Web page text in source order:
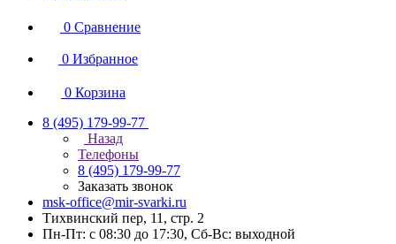
0 Сравнение
0 Избранное
0 Корзина
8 (495) 179-99-77
Назад
Телефоны
8 (495) 179-99-77
Заказать звонок
msk-office@mir-svarki.ru
Тихвинский пер, 11, стр. 2
Пн-Пт: с 08:30 до 17:30, Сб-Вс: выходной